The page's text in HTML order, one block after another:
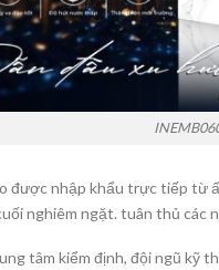
được nhập khẩu trực tiếp từ
nghiêm ngặt. tuân thủ
tâm kiểm định, đội ngũ